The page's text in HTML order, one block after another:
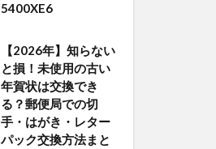
5400XE6
【2026年】知らない
と損！未使用の古い
年賀状は交換でき
る？郵便局での切
手・はがき・レター
パック交換方法まと